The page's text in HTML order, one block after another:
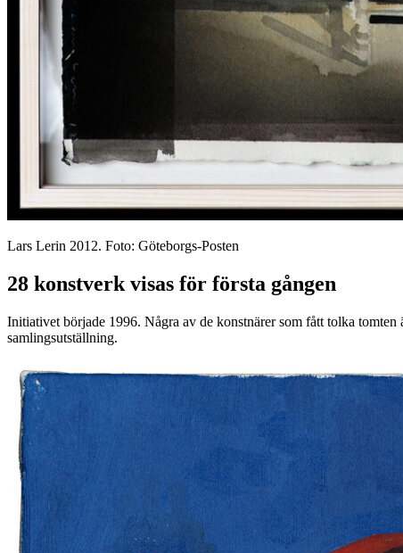
Lars Lerin 2012. Foto: Göteborgs-Posten
28 konstverk visas för första gången
Initiativet började 1996. Några av de konstnärer som fått tolka
samlingsutställning.